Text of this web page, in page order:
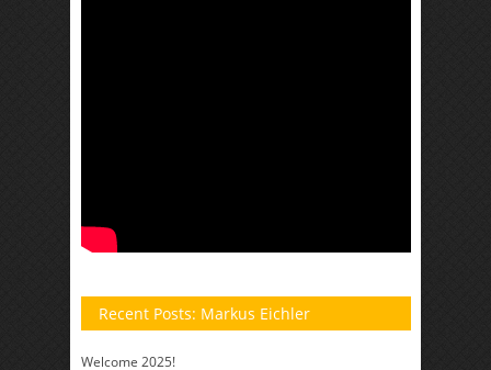
Recent Posts: Markus Eichler
Welcome 2025!